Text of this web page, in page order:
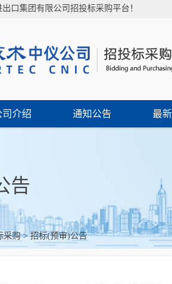
口集团有限公司招投标采购平台！
司介绍 通知公告 最
告
采购>招标(预审)公告